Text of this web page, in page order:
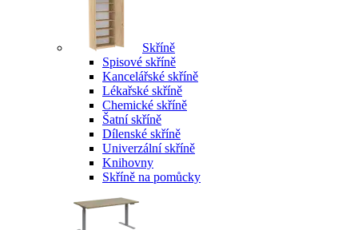
Skříně
Spisové skříně
Kancelářské skříně
Lékařské skříně
Chemické skříně
Šatní skříně
Dílenské skříně
Univerzální skříně
Knihovny
Skříně na pomůcky